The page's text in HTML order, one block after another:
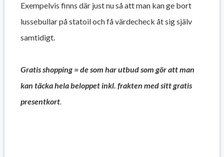
Exempelvis finns där just nu så att man kan ge bort
lussebullar på statoil och få värdecheck åt sig själv
samtidigt.
Gratis shopping =de som har utbud som gör att man
kan täcka hela beloppet inkl. frakten med sitt gratis
presentkort.